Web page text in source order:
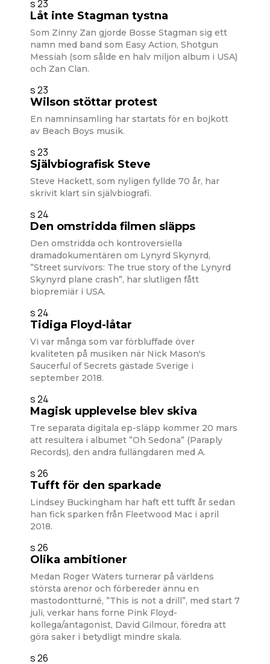
s 23
Låt inte Stagman tystna
Som Zinny Zan gjorde Bosse Stagman sig ett
namn med band som Easy Action, Shotgun
Messiah (som sålde en halv miljon album i USA)
och Zan Clan.
s 23
Wilson stöttar protest
En namninsamling har startats för en bojkott
av Beach Boys musik.
s 23
Självbiografisk Steve
Steve Hackett, som nyligen fyllde 70 år, har
skrivit klart sin självbiografi.
s 24
Den omstridda filmen släpps
Den omstridda och kontroversiella
dramadokumentären om Lynyrd Skynyrd,
”Street survivors: The true story of the Lynyrd
Skynyrd plane crash”, har slutligen fått
biopremiär i USA.
s 24
Tidiga Floyd-låtar
Vi var många som var förbluffade över
kvaliteten på musiken när Nick Mason's
Saucerful of Secrets gästade Sverige i
september 2018.
s 24
Magisk upplevelse blev skiva
Tre separata digitala ep-släpp kommer 20 mars
att resultera i albumet ”Oh Sedona” (Paraply
Records), den andra fullängdaren med A.
s 26
Tufft för den sparkade
Lindsey Buckingham har haft ett tufft år sedan
han fick sparken från Fleetwood Mac i april
2018.
s 26
Olika ambitioner
Medan Roger Waters turnerar på världens
största arenor och förbereder ännu en
mastodontturné, ”This is not a drill”, med start 7
juli, verkar hans forne Pink Floyd-
kollega/antagonist, David Gilmour, föredra att
göra saker i betydligt mindre skala.
s 26